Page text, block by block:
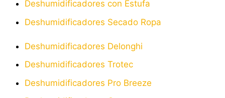
Deshumidificadores con Estufa
Deshumidificadores Secado Ropa
Deshumidificadores Delonghi
Deshumidificadores Trotec
Deshumidificadores Pro Breeze